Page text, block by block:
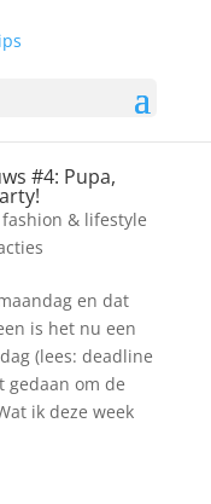
#4: Pupa,
& lifestyle
en dat
is het nu een
(lees: deadline
gedaan om de
ik deze week